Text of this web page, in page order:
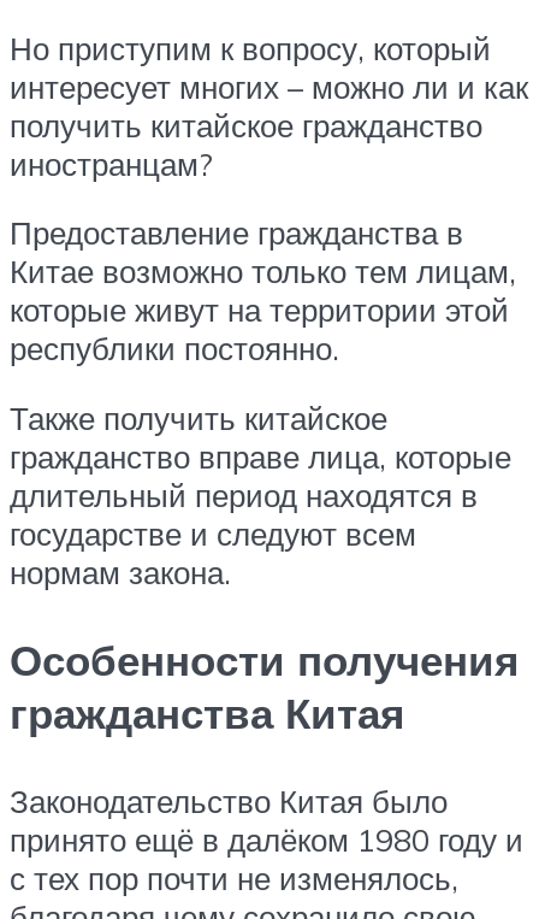
Но приступим к вопросу, который
интересует многих – можно ли и как
получить китайское гражданство
иностранцам?
Предоставление гражданства в
Китае возможно только тем лицам,
которые живут на территории этой
республики постоянно.
Также получить китайское
гражданство вправе лица, которые
длительный период находятся в
государстве и следуют всем
нормам закона.
Особенности получения
гражданства Китая
Законодательство Китая было
принято ещё в далёком 1980 году и
с тех пор почти не изменялось,